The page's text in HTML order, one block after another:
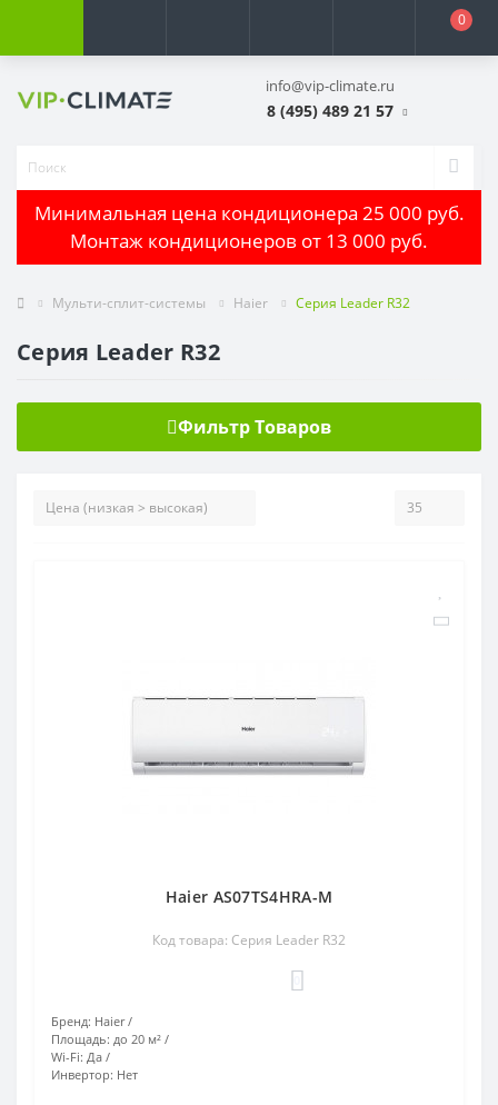
0
info@vip-climate.ru
8 (495) 489 21 57
Минимальная цена кондиционера 25 000 руб.
Монтаж кондиционеров от 13 000 руб.
Мульти-сплит-системы Haier Серия Leader R32
Серия Leader R32
Фильтр Товаров
Haier AS07TS4HRA-M
Код товара: Серия Leader R32
Бренд: Haier
Площадь: до 20 м²
Wi-Fi: Да
Инвертор: Нет